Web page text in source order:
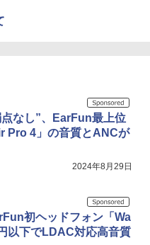
なし”、EarFun最上位
Pro 4」の音質とANCが
2024年8月29日
初ヘッドフォン「Wa
以下でLDAC対応高音質